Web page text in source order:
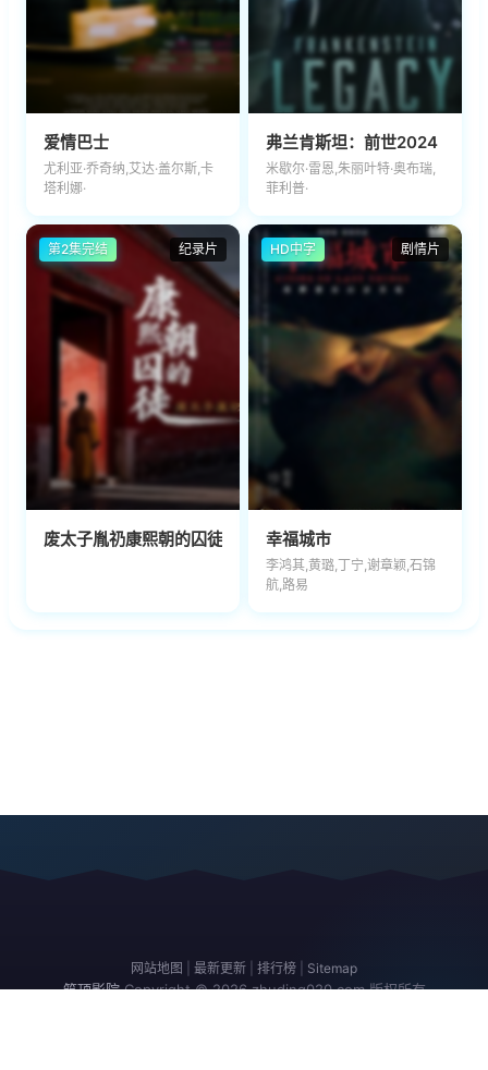
爱情巴士
尤利亚·乔奇纳,艾达·盖尔斯,卡
塔利娜·
弗兰肯斯坦：前世2024
米歇尔·雷恩,朱丽叶特·奥布瑞,
菲利普·
纪录片
第2集完结
废太子胤礽康熙朝的囚徒
剧情片
HD中字
幸福城市
李鸿其,黄璐,丁宁,谢章颖,石锦
航,路易
网站地图 最新更新 排行榜 Sitemap
筑顶影院 Copyright © 2026 zhuding020.com 版权所有